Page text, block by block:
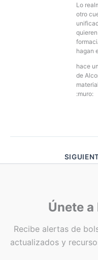
Lo
otro
hagan
hace
de
:muro:
Únete
Recibe alertas de
actualizados y